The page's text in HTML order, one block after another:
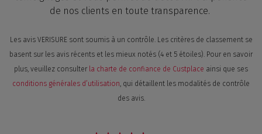
de nos clients en toute transparence.
Les avis VERISURE sont soumis à un contrôle. Les critères de classement se
basent sur les avis récents et les mieux notés (4 et 5 étoiles). Pour en savoir
plus, veuillez consulter la charte de confiance de Custplace ainsi que ses
conditions générales d’utilisation , qui détaillent les modalités de contrôle
des avis.